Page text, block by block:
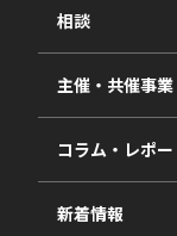
2025年度
2024年度
2023年度
過去の採択一覧
相談
視察・ヒアリン
相談依頼フォ
主催・共催事業
コラム・レポー
新着情報